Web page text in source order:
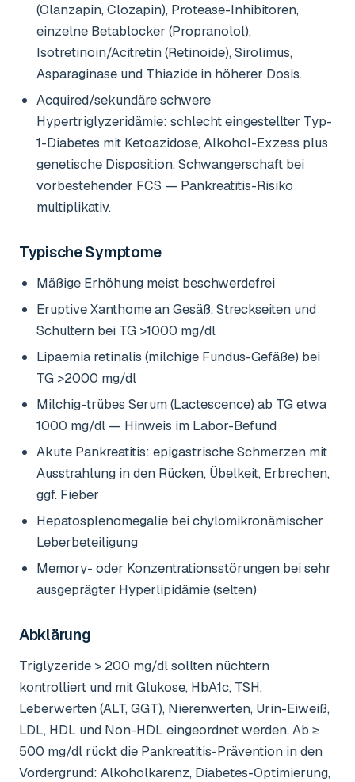
(Olanzapin, Clozapin), Protease-Inhibitoren,
einzelne Betablocker (Propranolol),
Isotretinoin/Acitretin (Retinoide), Sirolimus,
Asparaginase und Thiazide in höherer Dosis.
Acquired/sekundäre schwere
Hypertriglyzeridämie: schlecht eingestellter Typ-
1-Diabetes mit Ketoazidose, Alkohol-Exzess plus
genetische Disposition, Schwangerschaft bei
vorbestehender FCS — Pankreatitis-Risiko
multiplikativ.
Typische Symptome
Mäßige Erhöhung meist beschwerdefrei
Eruptive Xanthome an Gesäß, Streckseiten und
Schultern bei TG >1000 mg/dl
Lipaemia retinalis (milchige Fundus-Gefäße) bei
TG >2000 mg/dl
Milchig-trübes Serum (Lactescence) ab TG etwa
1000 mg/dl — Hinweis im Labor-Befund
Akute Pankreatitis: epigastrische Schmerzen mit
Ausstrahlung in den Rücken, Übelkeit, Erbrechen,
ggf. Fieber
Hepatosplenomegalie bei chylomikronämischer
Leberbeteiligung
Memory- oder Konzentrationsstörungen bei sehr
ausgeprägter Hyperlipidämie (selten)
Abklärung
Triglyzeride > 200 mg/dl sollten nüchtern
kontrolliert und mit Glukose, HbA1c, TSH,
Leberwerten (ALT, GGT), Nierenwerten, Urin-Eiweiß,
LDL, HDL und Non-HDL eingeordnet werden. Ab ≥
500 mg/dl rückt die Pankreatitis-Prävention in den
Vordergrund: Alkoholkarenz, Diabetes-Optimierung,